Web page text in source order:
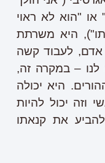
"הוא לא ראוי
היא משרתת
לעבוד קשה
לנו – במקרה זה,
היא יכולה
וזה יכול להיות
את קנאתו